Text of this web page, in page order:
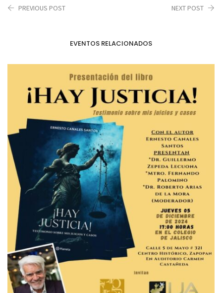
PREVIOUS POST NEXT POST
EVENTOS RELACIONADOS